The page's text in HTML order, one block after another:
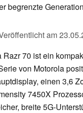
begrenzte
am
Razr 70 ist ein
von Motorola
einen 3,6
7450X
breite 5G-